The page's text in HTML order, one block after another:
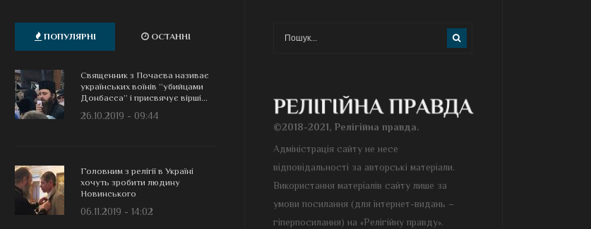
ПОПУЛЯРНІ ОСТАННІ
Священник з Почаєва називає
українських воїнів “убийцами
Донбасса” і присвячує вірші...
26.10.2019 - 09:44
Головним з релігії в Україні
хочуть зробити людину
Новинського
06.11.2019 - 14:02
©2018-2021, Релігійна правда.
Адміністрація сайту не несе
відповідальності за авторські матеріали.
Використання матеріалів сайту лише за
умови посилання (для інтернет-видань –
гіперпосилання) на «Релігійну правду».